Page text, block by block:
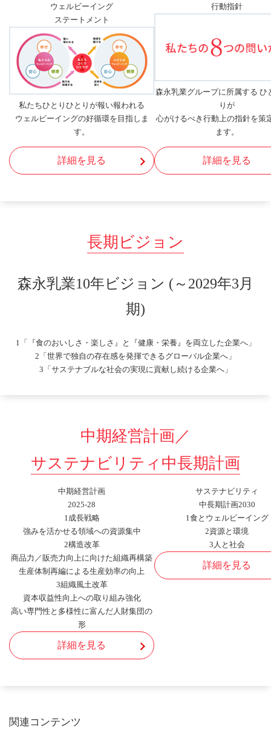
ウェルビーイング
ステートメント
私たちひとりひとりが報い報われる
ウェルビーイングの好循環を 目指しま
す。
詳細を見る
行動指針
森永乳業グループに所属する ひ
りが
心がけるべき 行動上の指針を策
ます。
詳細を見る
長期ビジョン
森永乳業10年ビジョン (～2029年3月
期)
1
「『食のおいしさ・楽しさ』と『健康・栄養』を両立した企業へ」
2 「世界で独自の存在感を発揮できるグローバル企業へ」
3 「サステナブルな社会の実現に貢献し続ける企業へ」
中期経営計画／
サステナビリティ中長期計画
中期経営計画
2025-28
1成長戦略
強みを活かせる領域への資源集中
2構造改革
商品力／販売力向上に向けた組織再構築
生産体制再編による生産効率の向上
3組織風土改革
資本収益性向上への取り組み強化
高い専門性と多様性に富んだ人財集団の
形
詳細を見る
サステナビリティ
中長期計画2030
1食とウェルビーイング
2資源と環境
3 人と社会
詳細を見る
関連コンテンツ